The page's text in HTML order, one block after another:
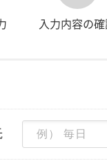
入力内容の確